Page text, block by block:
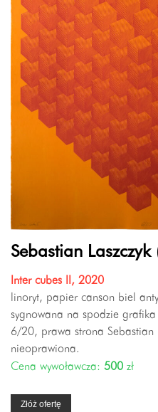
Sebastian
Inter cubes II, 2020
linoryt, papier canson biel
sygnowana na spodzie
6/20, prawa strona Sebastian
nieoprawiona.
Cena wywoławcza: 500 zł
Złóż ofertę